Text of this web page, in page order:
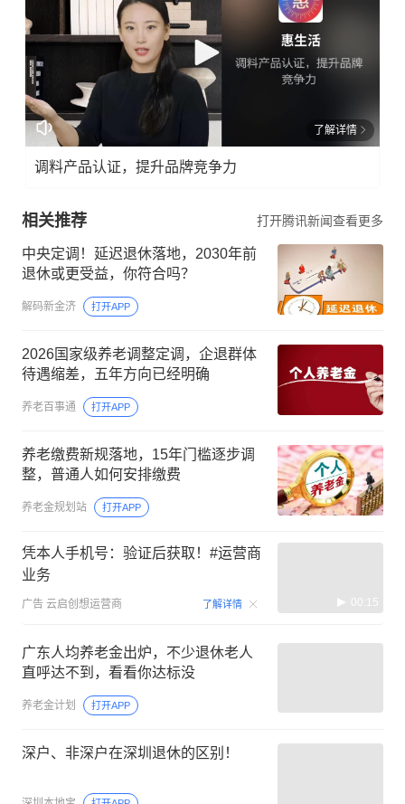
了解详情
调料产品认证，提升品牌竞争力
相关推荐 打开腾讯新闻查看更多
中央定调！延迟退休落地，2030年前
退休或更受益，你符合吗？
解码新金济 打开APP
2026国家级养老调整定调，企退群体
待遇缩差，五年方向已经明确
养老百事通 打开APP
养老缴费新规落地，15年门槛逐步调
整，普通人如何安排缴费
养老金规划站 打开APP
凭本人手机号：验证后获取！#运营商
业务
广告 云启创想运营商 了解详情 00:15
广东人均养老金出炉，不少退休老人
直呼达不到，看看你达标没
养老金计划 打开APP
深户、非深户在深圳退休的区别！